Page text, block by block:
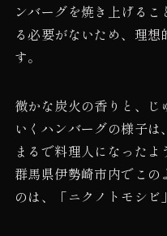
ンバーグを焼き上げる
る必要がないため、理
す。
微かな炭火の香りと、じ
いくハンバーグの様子は
まるで料理人になったよ
群馬県伊勢崎市内でこの
のは、「ニクノトモシビ